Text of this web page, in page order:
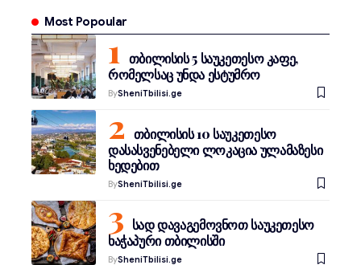
Most Popoular
თბილისის 5 საუკეთესო კაფე,
რომელსაც უნდა ესტუმრო
BySheniTbilisi.ge
თბილისის 10 საუკეთესო
დასასვენებელი ლოკაცია ულამაზესი
ხედებით
BySheniTbilisi.ge
სად დავაგემოვნოთ საუკეთესო
ხაჭაპური თბილისში
BySheniTbilisi.ge